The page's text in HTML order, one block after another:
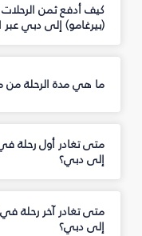
كيف أدفع ثمن
(بيرغامو) إلى دبي عبر
ما هي مدة الرحلة من
متى تغادر أول رحلة
إلى دبي؟
متى تغادر آخر رحلة
إلى دبي؟